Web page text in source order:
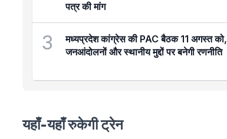
पत्र की मांग
3
मध्यप्रदेश कांग्रेस की PAC बैठक 11 अगस्त को,
जनआंदोलनों और स्थानीय मुद्दों पर बनेगी रणनीति
यहाँ-यहाँ रुकेगी ट्रेन